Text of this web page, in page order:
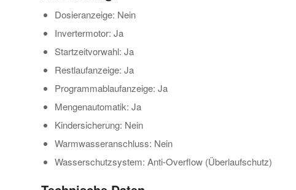
Dosieranzeige: Nein
Invertermotor: Ja
Startzeitvorwahl: Ja
Restlaufanzeige: Ja
Programmablaufanzeige: Ja
Mengenautomatik: Ja
Kindersicherung: Nein
Warmwasseranschluss: Nein
Wasserschutzsystem: Anti-Overflow (Überlaufschutz)